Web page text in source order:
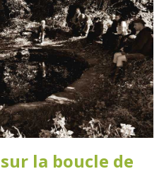
la boucle de